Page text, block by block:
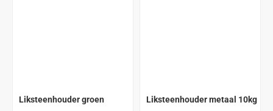
Liksteenhouder groen Liksteenhouder metaal 10kg